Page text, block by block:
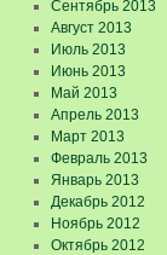
Сентябрь 2013
Август 2013
Июль 2013
Июнь 2013
Май 2013
Апрель 2013
Март 2013
Февраль 2013
Январь 2013
Декабрь 2012
Ноябрь 2012
Октябрь 2012